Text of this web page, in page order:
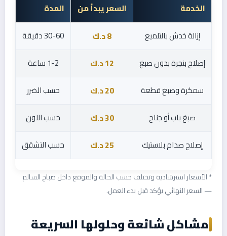
الخدمة السعر يبدأ من
المدة
إزالة خدش بالتلميع
8 د.ك
30-60 دقيقة
إصلاح بنجرة بدون صبغ
12 د.ك
1-2 ساعة
سمكرة وصبغ قطعة
20 د.ك
حسب الضرر
صبغ باب أو جناح
30 د.ك
حسب اللون
إصلاح صدام بلاستيك
25 د.ك حسب التشقق
* الأسعار استرشادية وتختلف حسب الحالة والموقع داخل صباح السالم
— السعر النهائي يؤكد قبل بدء العمل.
مشاكل شائعة وحلولها السريعة